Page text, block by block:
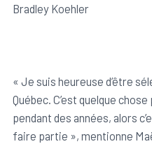
Bradley Koehler
« Je suis heureuse d’être
Québec. C’est quelque
pendant des années, alors
faire partie », mentionne